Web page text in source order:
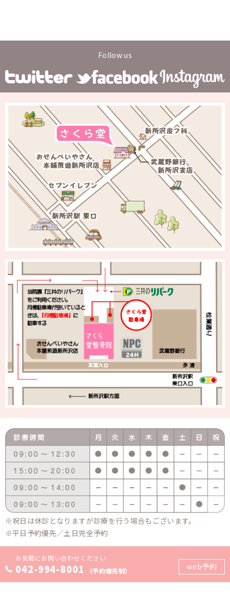
Follow us
祝日は休診となりますが診療を行う場合もございます。
平日予約優先／土日完全予約
お気軽にお問い合わせください
042-994-8001 （予約優先制） web予約